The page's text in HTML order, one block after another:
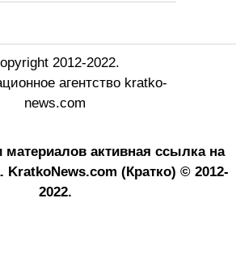
2012-2022.
агентство kratko-
news.com
материалов активная ссылка на
KratkoNews.com (Кратко) © 2012-
2022.